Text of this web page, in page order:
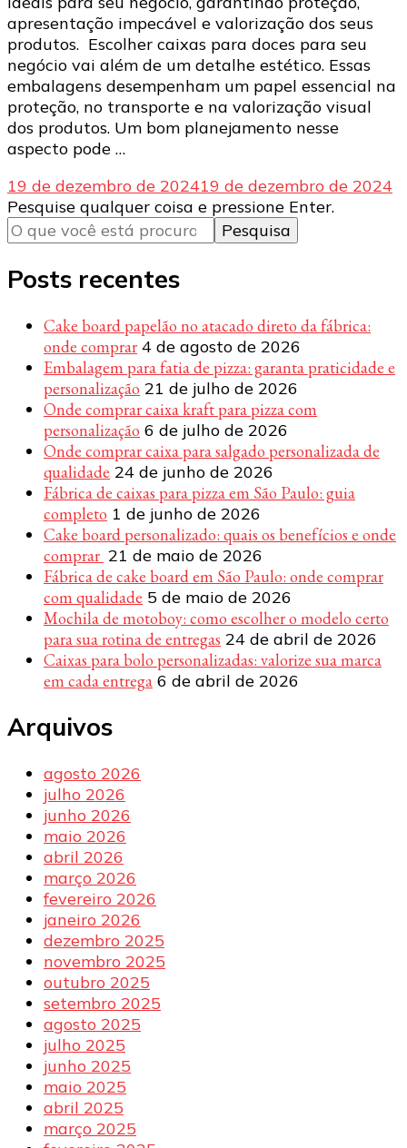
apresentação impecável e valorização dos seus
produtos. Escolher caixas para doces para seu
negócio vai além de um detalhe estético. Essas
embalagens desempenham um papel essencial na
proteção, no transporte e na valorização visual
dos produtos. Um bom planejamento nesse
aspecto pode …
19 de dezembro de 202419 de dezembro de 2024
Procurando
algo?
Pesquise qualquer coisa e pressione Enter.
Posts recentes
Cake board papelão no atacado direto da fábrica:
onde comprar 4 de agosto de 2026
Embalagem para fatia de pizza: garanta praticidade e
personalização 21 de julho de 2026
Onde comprar caixa kraft para pizza com
personalização 6 de julho de 2026
Onde comprar caixa para salgado personalizada de
qualidade 24 de junho de 2026
Fábrica de caixas para pizza em São Paulo: guia
completo 1 de junho de 2026
Cake board personalizado: quais os benefícios e onde
comprar 21 de maio de 2026
Fábrica de cake board em São Paulo: onde comprar
com qualidade 5 de maio de 2026
Mochila de motoboy: como escolher o modelo certo
para sua rotina de entregas 24 de abril de 2026
Caixas para bolo personalizadas: valorize sua marca
em cada entrega 6 de abril de 2026
Arquivos
agosto 2026
julho 2026
junho 2026
maio 2026
abril 2026
março 2026
fevereiro 2026
janeiro 2026
dezembro 2025
novembro 2025
outubro 2025
setembro 2025
agosto 2025
julho 2025
junho 2025
maio 2025
abril 2025
março 2025